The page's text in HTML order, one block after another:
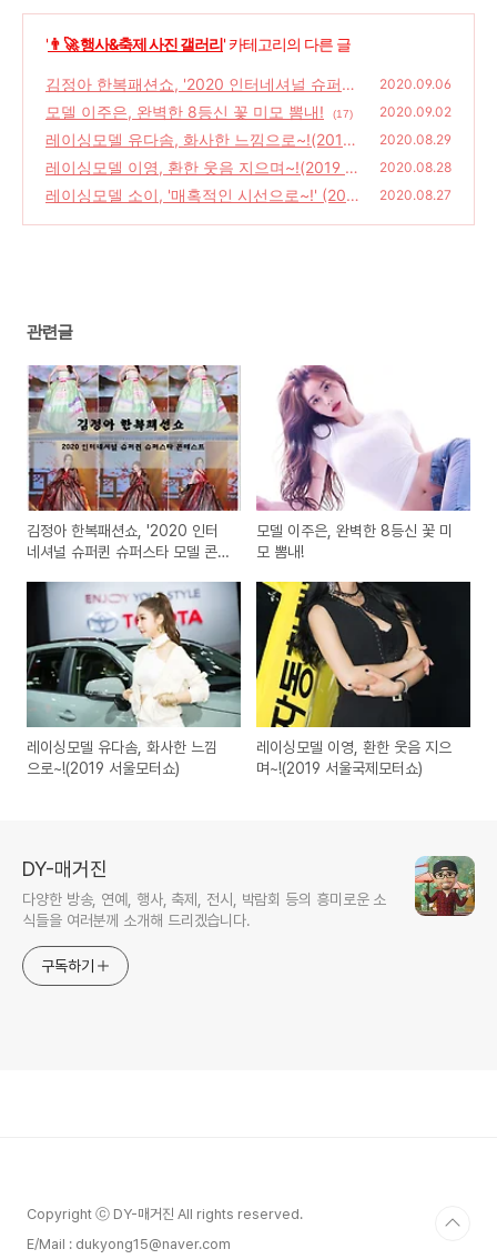
'👨‍🚀 행사&축제 사진 갤러리' 카테고리의 다른 글
김정아 한복패션쇼, '2020 인터네셔널 슈퍼퀸
슈퍼스타 모델 콘테스트'
(6)
2020.09.06
모델 이주은, 완벽한 8등신 꽃 미모 뽐내! (17) 2020.09.02
레이싱모델 유다솜, 화사한 느낌으로~!(2019
서울모터쇼)
(2)
2020.08.29
레이싱모델 이영, 환한 웃음 지으며~!(2019 서
울국제모터쇼)
(2)
2020.08.28
레이싱모델 소이, '매혹적인 시선으로~!' (2019
2020.08.27
관련글
김정아 한복패션쇼, '2020 인터
네셔널 슈퍼퀸 슈퍼스타 모델 콘
모델 이주은, 완벽한 8등신 꽃 미
모 뽐내!
레이싱모델 유다솜, 화사한 느낌
으로~!(2019 서울모터쇼)
레이싱모델 이영, 환한 웃음 지으
며~!(2019 서울국제모터쇼)
DY-매거진
다양한 방송, 연예, 행사, 축제, 전시, 박람회 등의 흥미로운 소
식들을 여러분께 소개해 드리겠습니다.
구독하기
Copyright ⓒ DY-매거진 All rights reserved.
E/Mail : dukyong15@naver.com